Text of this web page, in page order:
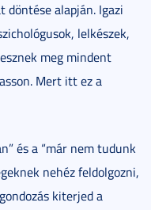
döntése alapján. Igazi
lelkészek,
meg mindent
Mert itt ez a
és a “már nem tudunk
nehéz feldolgozni,
kiterjed a